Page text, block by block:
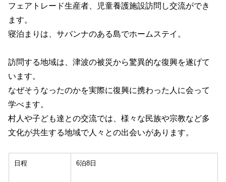
フェアトレード生産者、児童養護施設訪問し交流ができ
ます。
寝泊まりは、サバンナのある島でホームステイ。
訪問する地域は、津波の被災から驚異的な復興を遂げて
います。
なぜそうなったのかを実際に復興に携わった人に会って
学べます。
村人や子ども達との交流では、様々な民族や宗教など多
文化が共生する地域で人々との出会いがあります。
日程 6泊8日